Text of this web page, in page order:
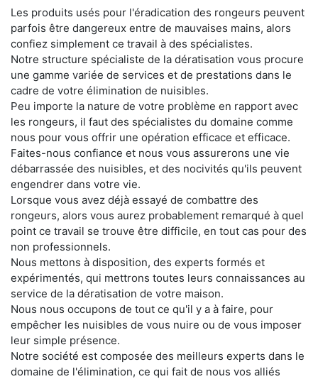
Les produits usés pour l'éradication des rongeurs peuvent
parfois être dangereux entre de mauvaises mains, alors
confiez simplement ce travail à des spécialistes.
Notre structure spécialiste de la dératisation vous procure
une gamme variée de services et de prestations dans le
cadre de votre élimination de nuisibles.
Peu importe la nature de votre problème en rapport avec
les rongeurs, il faut des spécialistes du domaine comme
nous pour vous offrir une opération efficace et efficace.
Faites-nous confiance et nous vous assurerons une vie
débarrassée des nuisibles, et des nocivités qu'ils peuvent
engendrer dans votre vie.
Lorsque vous avez déjà essayé de combattre des
rongeurs, alors vous aurez probablement remarqué à quel
point ce travail se trouve être difficile, en tout cas pour des
non professionnels.
Nous mettons à disposition, des experts formés et
expérimentés, qui mettrons toutes leurs connaissances au
service de la dératisation de votre maison.
Nous nous occupons de tout ce qu'il y a à faire, pour
empêcher les nuisibles de vous nuire ou de vous imposer
leur simple présence.
Notre société est composée des meilleurs experts dans le
domaine de l'élimination, ce qui fait de nous vos alliés